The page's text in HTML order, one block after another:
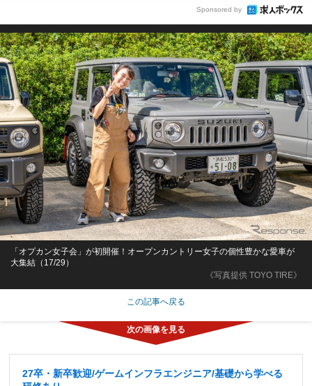
Sponsored by
《写真提供 TOYO TIRE》
「オプカン女子会」が初開催！オープンカントリー女子の個性豊かな愛車が
大集結（17/29）
この記事へ戻る
27卒・新卒歓迎/ゲームインフラエンジニア/基礎から学べる